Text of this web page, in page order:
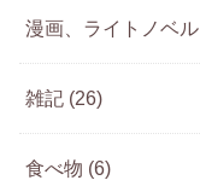
漫画、ライトノベル
雑記 (26)
食べ物 (6)